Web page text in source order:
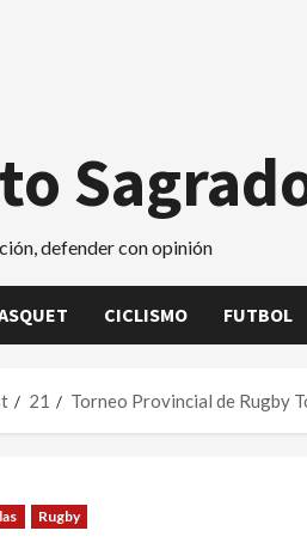
defender con opinión
CICLISMO FUTBOL
21 Torneo Provincial de Rugby
Rugby